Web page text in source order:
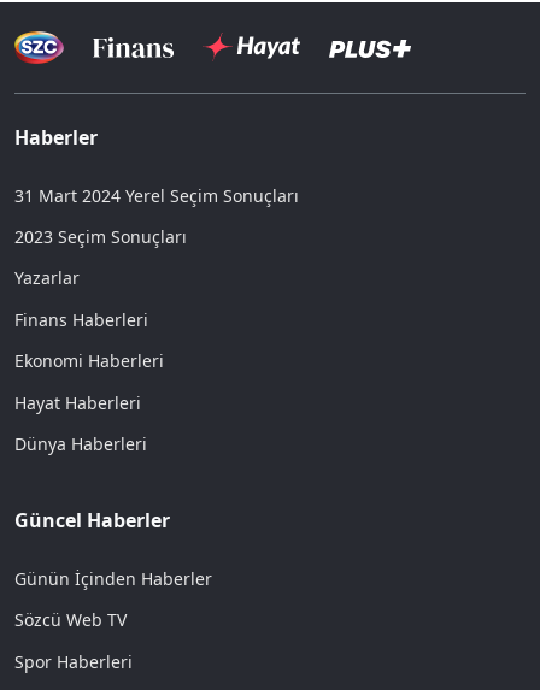
Haberler
31 Mart 2024 Yerel Seçim Sonuçları
2023 Seçim Sonuçları
Yazarlar
Finans Haberleri
Ekonomi Haberleri
Hayat Haberleri
Dünya Haberleri
Güncel Haberler
Günün İçinden Haberler
Sözcü Web TV
Spor Haberleri